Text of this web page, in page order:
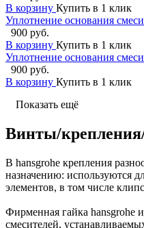
В корзину Купить в 1 клик
Уплотнение основания
900 руб.
В корзину Купить в 1 клик
Уплотнение основания
900 руб.
В корзину Купить в 1 клик
Показать ещё
Винты/
В hansgrohe крепления
назначению: используются
элементов, в том числе
Фирменная гайка hansgrohe
смесителей,